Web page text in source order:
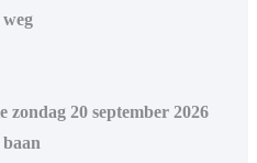
zondag 20 september 2026